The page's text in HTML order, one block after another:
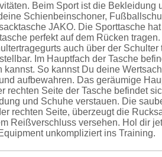
Beim Sport ist die Bekleidung
Schienbeinschoner,
JAKO. Die Sporttasche
perfekt auf dem Rücken
auch über der Schulter
Im Hauptfach der Tasche
So kannst Du deine
aufbewahren. Das geräumige
Seite der Tasche befindet
und Schuhe verstauen. Die
rechten Seite, überzeugt die
Reißverschluss versehen. Hol dir
unkompliziert ins Training.